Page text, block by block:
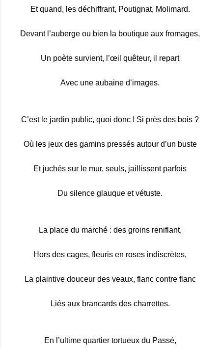
Et quand, les déchiffrant, Poutignat, Molimard.
Devant l’auberge ou bien la boutique aux fromages,
Un poète survient, l’œil quêteur, il repart
Avec une aubaine d’images.
C’est le jardin public, quoi donc ! Si près des bois ?
Où les jeux des gamins pressés autour d’un buste
Et juchés sur le mur, seuls, jaillissent parfois
Du silence glauque et vétuste.
La place du marché : des groins reniflant,
Hors des cages, fleuris en roses indiscrètes,
La plaintive douceur des veaux, flanc contre flanc
Liés aux brancards des charrettes.
En l’ultime quartier tortueux du Passé,